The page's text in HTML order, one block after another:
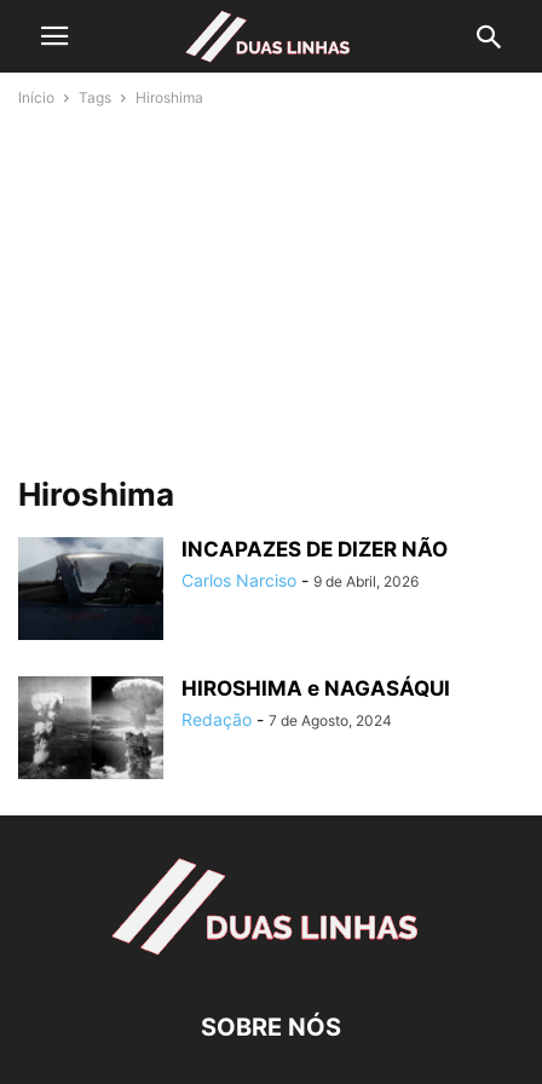
Início Tags Hiroshima
Hiroshima
INCAPAZES DE DIZER NÃO
Carlos Narciso - 9 de Abril, 2026
HIROSHIMA e NAGASÁQUI
Redação - 7 de Agosto, 2024
SOBRE NÓS